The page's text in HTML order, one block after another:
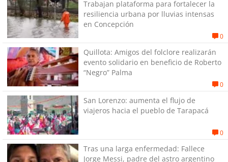
Trabajan plataforma para fortalecer la
resiliencia urbana por lluvias intensas
en Concepción
0
Quillota: Amigos del folclore realizarán
evento solidario en beneficio de Roberto
“Negro” Palma
0
San Lorenzo: aumenta el flujo de
viajeros hacia el pueblo de Tarapacá
0
Tras una larga enfermedad: Fallece
Jorge Messi, padre del astro argentino